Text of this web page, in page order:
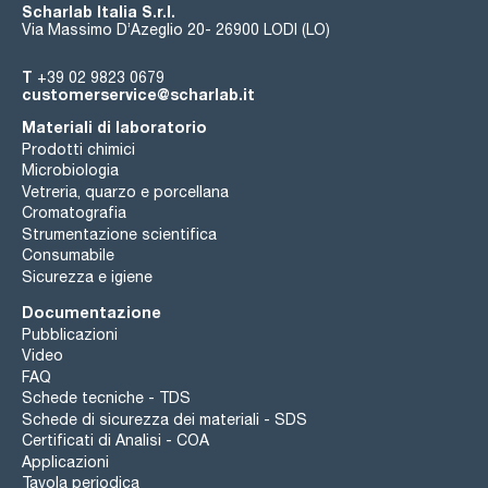
Scharlab Italia S.r.l.
Via Massimo D’Azeglio 20- 26900 LODI (LO)
T +39 02 9823 0679
customerservice@scharlab.it
Materiali di laboratorio
Prodotti chimici
Microbiologia
Vetreria, quarzo e porcellana
Cromatografia
Strumentazione scientifica
Consumabile
Sicurezza e igiene
Documentazione
Pubblicazioni
Video
FAQ
Schede tecniche - TDS
Schede di sicurezza dei materiali - SDS
Certificati di Analisi - COA
Applicazioni
Tavola periodica